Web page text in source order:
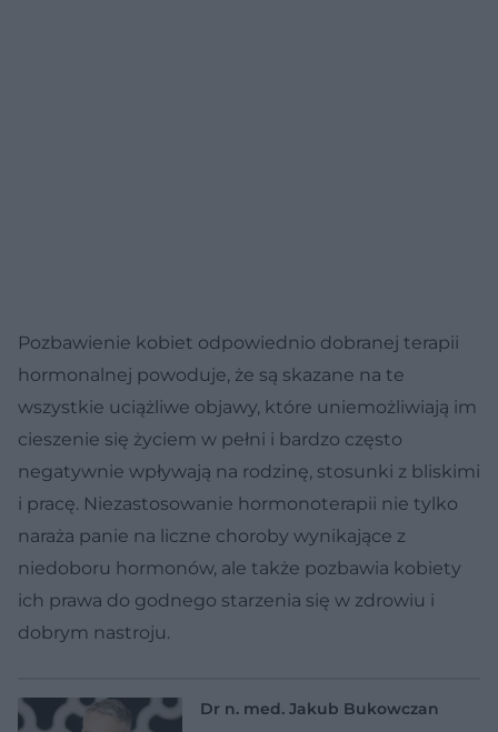
Pozbawienie kobiet odpowiednio dobranej terapii
hormonalnej powoduje, że są skazane na te
wszystkie uciążliwe objawy, które uniemożliwiają im
cieszenie się życiem w pełni i bardzo często
negatywnie wpływają na rodzinę, stosunki z bliskimi
i pracę. Niezastosowanie hormonoterapii nie tylko
naraża panie na liczne choroby wynikające z
niedoboru hormonów, ale także pozbawia kobiety
ich prawa do godnego starzenia się w zdrowiu i
dobrym nastroju.
Dr n. med. Jakub Bukowczan